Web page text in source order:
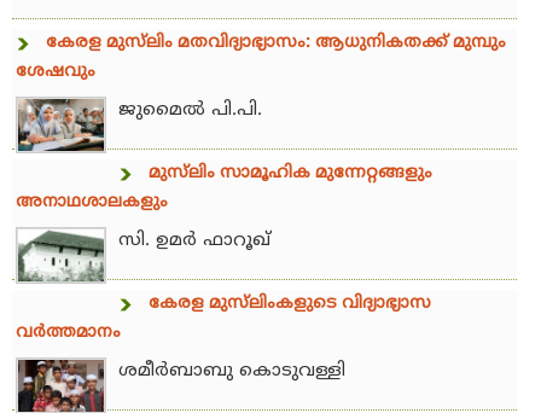
കേരള മുസ്‌ലിം മതവിദ്യാഭ്യാസം: ആധുനികതക്ക് മുമ്പും
ശേഷവും
ജുമൈല്‍ പി.പി.
മുസ്‌ലിം സാമൂഹിക മുന്നേറ്റങ്ങളും
അനാഥശാലകളും
സി. ഉമര്‍ ഫാറൂഖ്
കേരള മുസ്‌ലിംകളുടെ വിദ്യാഭ്യാസ
വര്‍ത്തമാനം
ശമീര്‍ബാബു കൊടുവള്ളി